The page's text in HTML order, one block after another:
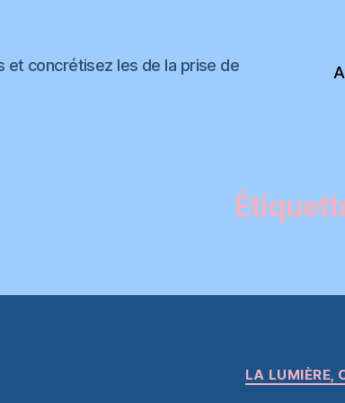
concrétisez les de la prise de
LA LUMIÈRE,